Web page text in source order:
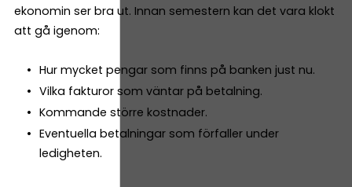
ekonomin ser bra ut. Innan semestern kan det vara klokt
att gå igenom:
Hur mycket pengar som finns på banken just nu.
Vilka fakturor som väntar på betalning.
Kommande större kostnader.
Eventuella betalningar som förfaller under
ledigheten.